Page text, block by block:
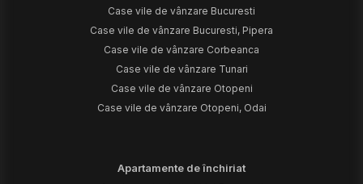
Case vile de vânzare Bucuresti
Case vile de vânzare Bucuresti, Pipera
Case vile de vânzare Corbeanca
Case vile de vânzare Tunari
Case vile de vânzare Otopeni
Case vile de vânzare Otopeni, Odai
Apartamente de închiriat